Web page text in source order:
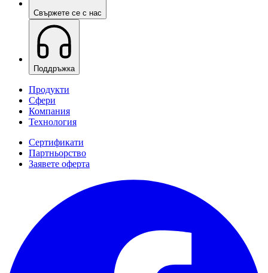
Свържете се с нас
Поддръжка
Продукти
Сфери
Компания
Технология
Сертификати
Партньорство
Заявете оферта